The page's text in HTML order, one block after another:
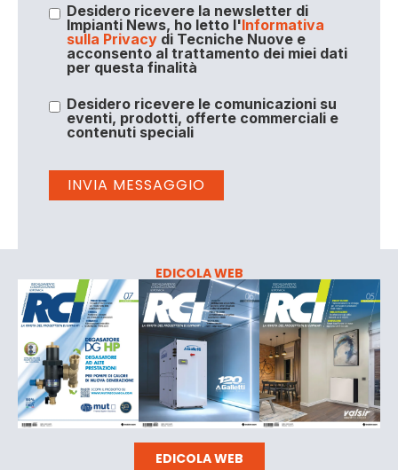
Desidero ricevere la newsletter di
Impianti News, ho letto l'Informativa
sulla Privacydi Tecniche Nuove e
acconsento al trattamento dei miei dati
per questa finalità
Desidero ricevere le comunicazioni su
eventi, prodotti, offerte commerciali e
contenuti speciali
EDICOLA WEB
EDICOLA WEB